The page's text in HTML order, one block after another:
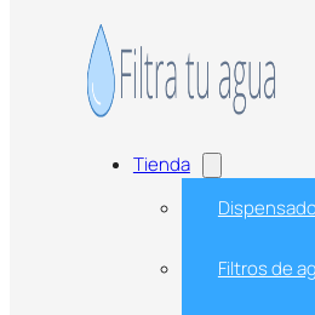
Saltar al contenido principal
Tienda
Filtros de
Jarras de agua con filtro